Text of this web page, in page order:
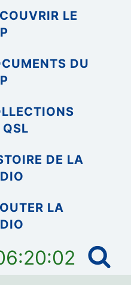
LE
DU
QSL
DE LA
LA